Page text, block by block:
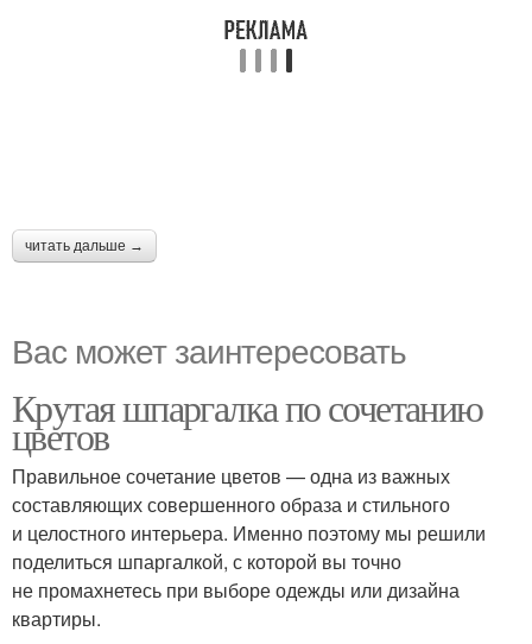
читать дальше →
Вас может заинтересовать
Крутая шпаргалка по сочетанию
цветов
Правильное сочетание цветов — одна из важных
составляющих совершенного образа и стильного
и целостного интерьера. Именно поэтому мы решили
поделиться шпаргалкой, с которой вы точно
не промахнетесь при выборе одежды или дизайна
квартиры.